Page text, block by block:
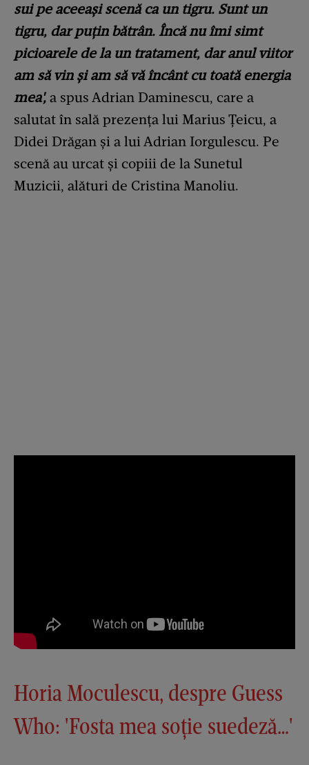
sui pe aceeași scenă ca un tigru. Sunt un
tigru, dar puțin bătrân. Încă nu îmi simt
picioarele de la un tratament, dar anul viitor
am să vin și am să vă încânt cu toată energia
mea', a spus Adrian Daminescu, care a
salutat în sală prezența lui Marius Țeicu, a
Didei Drăgan și a lui Adrian Iorgulescu. Pe
scenă au urcat și copiii de la Sunetul
Muzicii, alături de Cristina Manoliu.
Horia Moculescu, despre Guess
Who: 'Fosta mea soție suedeză…'